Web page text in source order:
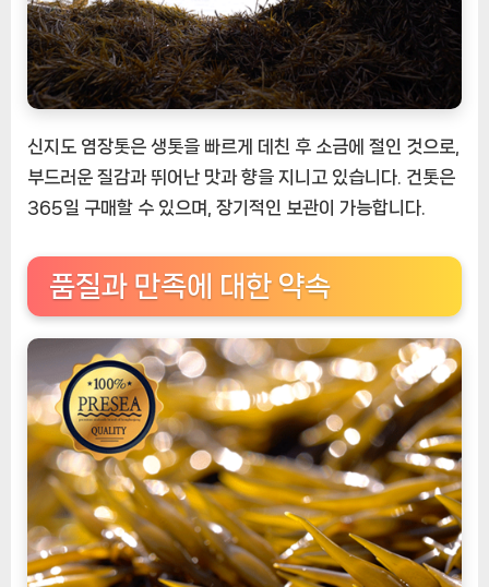
신지도 염장톳은 생톳을 빠르게 데친 후 소금에 절인 것으로,
부드러운 질감과 뛰어난 맛과 향을 지니고 있습니다. 건톳은
365일 구매할 수 있으며, 장기적인 보관이 가능합니다.
품질과 만족에 대한 약속